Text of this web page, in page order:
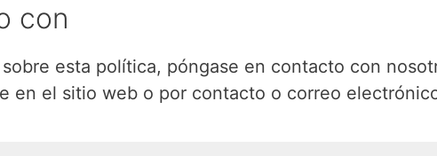
con
esta política, póngase en contacto con
en el sitio web o por contacto o correo